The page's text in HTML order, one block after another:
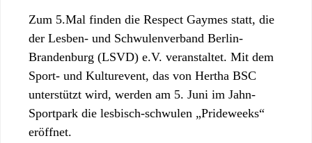
Zum 5.Mal finden die Respect Gaymes statt, die
der Lesben- und Schwulenverband Berlin-
Brandenburg (LSVD) e.V. veranstaltet. Mit dem
Sport- und Kulturevent, das von Hertha BSC
unterstützt wird, werden am 5. Juni im Jahn-
Sportpark die lesbisch-schwulen „Prideweeks“
eröffnet.